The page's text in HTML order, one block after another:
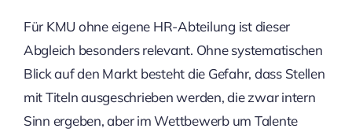
Für KMU ohne eigene HR-Abteilung ist dieser
Abgleich besonders relevant. Ohne systematischen
Blick auf den Markt besteht die Gefahr, dass Stellen
mit Titeln ausgeschrieben werden, die zwar intern
Sinn ergeben, aber im Wettbewerb um Talente